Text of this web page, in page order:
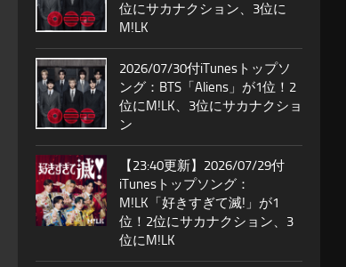
位にサカナクション、3位に
M!LK
2026/07/30付iTunesトップソ
ング：BTS「Aliens」が1位！2
位にM!LK、3位にサカナクショ
ン
【23:40更新】2026/07/29付
iTunesトップソング：
M!LK「好きすぎて滅!」が1
位！2位にサカナクション、3
位にM!LK